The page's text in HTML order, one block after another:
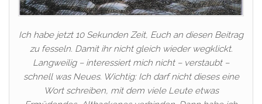
Ich habe jetzt 10 Sekunden Zeit, Euch an diesen Beitrag
zu fesseln. Damit ihr nicht gleich wieder wegklickt.
Langweilig – interessiert mich nicht – verstaubt –
schnell was Neues. Wichtig: Ich darf nicht dieses eine
Wort schreiben, mit dem viele Leute etwas